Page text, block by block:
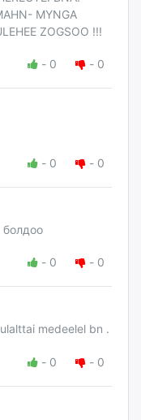
MYNGA
ZOGSOO !!!
- 0 - 0
- 0 - 0
болдоо
- 0 - 0
medeelel bn .
- 0 - 0